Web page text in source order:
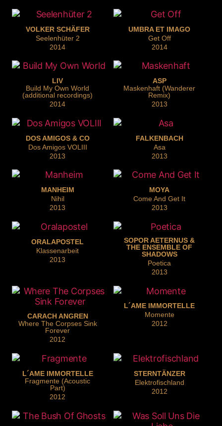
VOLKER SCHÄFER
Seelenhüter 2
2014
UMBRA ET IMAGO
Get Off
2014
LIV
Build My Own World
(additional recordings)
2014
ASP
Maskenhaft (Wanderer
Remix)
2013
DOS AMIGOS & CO
Dos Amigos VOLIII
2013
FALKENBACH
Asa
2013
MANHEIM
Nihil
2013
MOYA
Come And Get It
2013
ORALAPOSTEL
Klassenarbeit
2013
SOPOR AETERNUS &
THE ENSEMBLE OF
SHADOWS
Poetica
2013
CARACH ANGREN
Where The Corpses Sink
Forever
2012
L´AME IMMORTELLE
Momente
2012
L´AME IMMORTELLE
Fragmente (Acoustic
Part)
2012
STERNTÄNZER
Elektrofischland
2012